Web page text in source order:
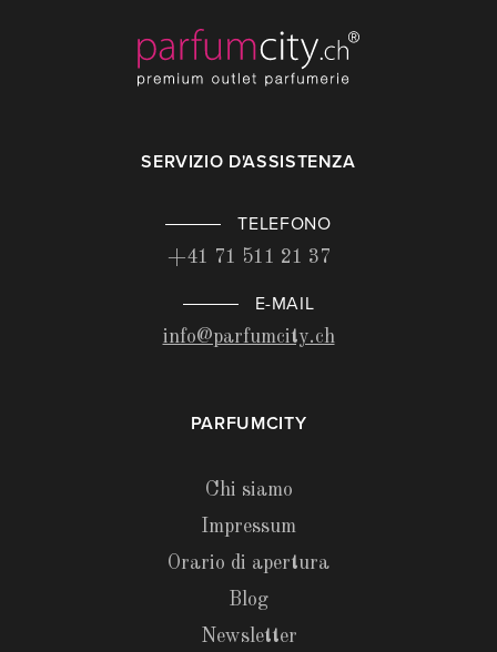
SERVIZIO D'ASSISTENZA
TELEFONO
+41 71 511 21 37
E-MAIL
info@parfumcity.ch
PARFUMCITY
Chi siamo
Impressum
Orario di apertura
Blog
Newsletter